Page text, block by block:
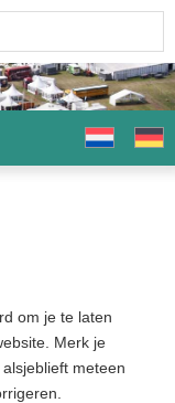
om je te laten
Merk je
meteen